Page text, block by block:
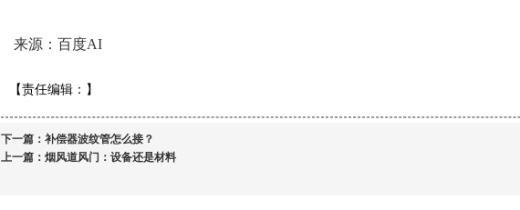
来源：百度AI
【责任编辑： 】
下一篇： 补偿器波纹管怎么接？
上一篇： 烟风道风门：设备还是材料